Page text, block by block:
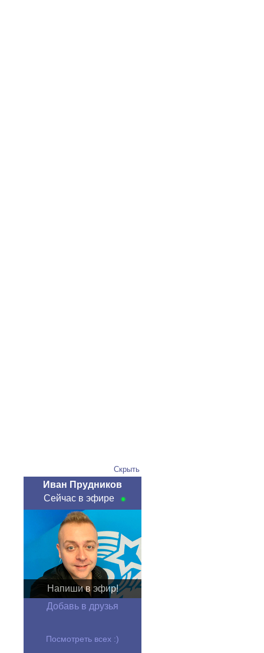
Скрыть
Иван Прудников
Сейчас в эфире
Напиши в эфир!
Добавь в друзья
Посмотреть всех :)